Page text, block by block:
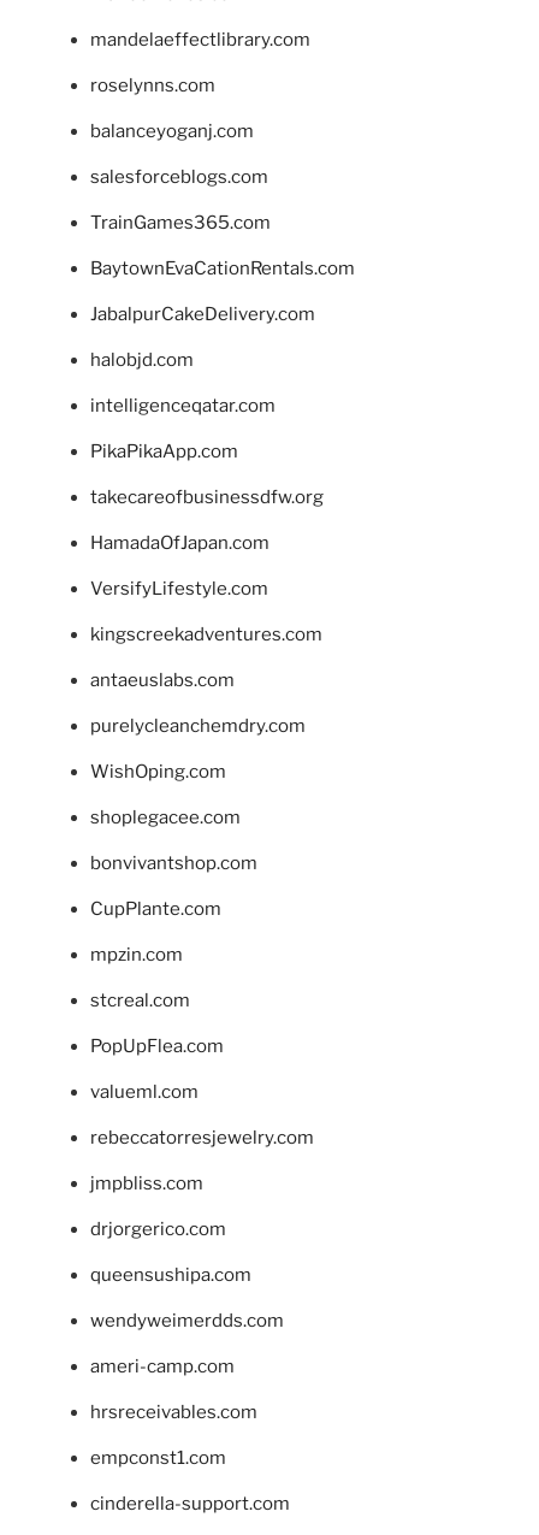
mandelaeffectlibrary.com
roselynns.com
balanceyoganj.com
salesforceblogs.com
TrainGames365.com
BaytownEvaCationRentals.com
JabalpurCakeDelivery.com
halobjd.com
intelligenceqatar.com
PikaPikaApp.com
takecareofbusinessdfw.org
HamadaOfJapan.com
VersifyLifestyle.com
kingscreekadventures.com
antaeuslabs.com
purelycleanchemdry.com
WishOping.com
shoplegacee.com
bonvivantshop.com
CupPlante.com
mpzin.com
stcreal.com
PopUpFlea.com
valueml.com
rebeccatorresjewelry.com
jmpbliss.com
drjorgerico.com
queensushipa.com
wendyweimerdds.com
ameri-camp.com
hrsreceivables.com
empconst1.com
cinderella-support.com